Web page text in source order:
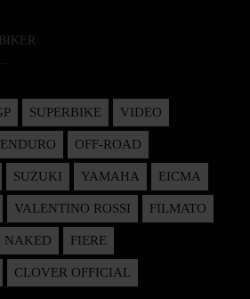
SUPERBIKE VIDEO
ENDURO OFF-ROAD
SUZUKI YAMAHA EICMA
VALENTINO ROSSI FILMATO
NAKED FIERE
CLOVER OFFICIAL